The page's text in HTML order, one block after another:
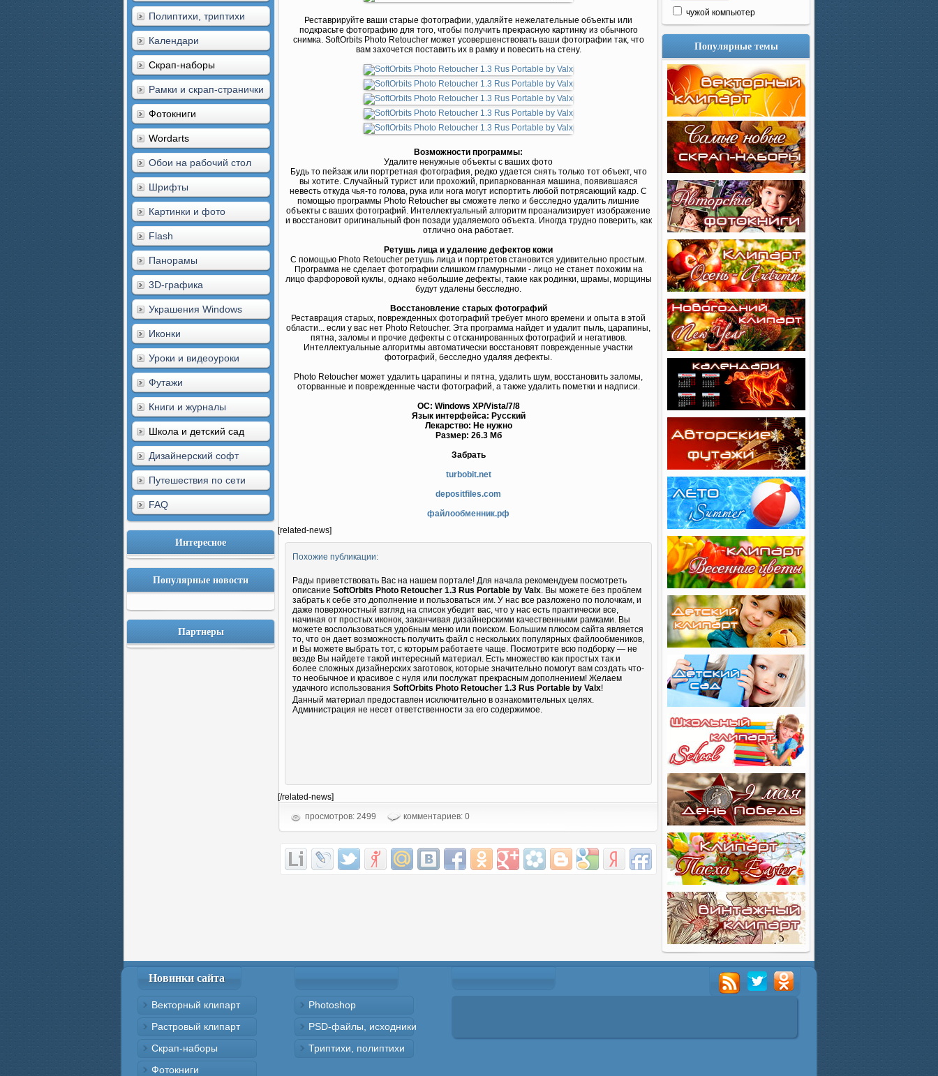
Полиптихи, триптихи
Календари
Скрап-наборы
Рамки и скрап-странички
Фотокниги
Wordarts
Обои на рабочий стол
Шрифты
Картинки и фото
Flash
Панорамы
3D-графика
Украшения Windows
Иконки
Уроки и видеоуроки
Футажи
Книги и журналы
Школа и детский сад
Дизайнерский софт
Путешествия по сети
FAQ
Интересное
Популярные новости
Партнеры
Реставрируйте ваши старые фотографии, удаляйте нежелательные объекты или
подкрасьте фотографию для того, чтобы получить прекрасную картинку из обычного
снимка. SoftOrbits Photo Retoucher может усовершенствовать ваши фотографии так, что
вам захочется поставить их в рамку и повесить на стену.
Возможности программы:
Удалите ненужные объекты с ваших фото
Будь то пейзаж или портретная фотография, редко удается снять только тот объект, что
вы хотите. Случайный турист или прохожий, припаркованная машина, появившаяся
невесть откуда чья-то голова, рука или нога могут испортить любой потрясающий кадр. С
помощью программы Photo Retoucher вы сможете легко и бесследно удалить лишние
объекты с ваших фотографий. Интеллектуальный алгоритм проанализирует изображение
и восстановит оригинальный фон позади удаляемого объекта. Иногда трудно поверить, как
отлично она работает.
Ретушь лица и удаление дефектов кожи
С помощью Photo Retoucher ретушь лица и портретов становится удивительно простым.
Программа не сделает фотографии слишком гламурными - лицо не станет похожим на
лицо фарфоровой куклы, однако небольшие дефекты, такие как родинки, шрамы, морщины
будут удалены бесследно.
Восстановление старых фотографий
Реставрация старых, поврежденных фотографий требует много времени и опыта в этой
области... если у вас нет Photo Retoucher. Эта программа найдет и удалит пыль, царапины,
пятна, заломы и прочие дефекты с отсканированных фотографий и негативов.
Интеллектуальные алгоритмы автоматически восстановят поврежденные участки
фотографий, бесследно удаляя дефекты.
Photo Retoucher может удалить царапины и пятна, удалить шум, восстановить заломы,
оторванные и поврежденные части фотографий, а также удалить пометки и надписи.
ОС: Windows ХР/Vista/7/8
Язык интерфейса: Русский
Лекарство: Не нужно
Размер: 26.3 Мб
Забрать
turbobit.net
depositfiles.com
файлообменник.рф
[related-news]
Похожие публикации:
Рады приветствовать Вас на нашем портале! Для начала рекомендуем посмотреть
описание SoftOrbits Photo Retoucher 1.3 Rus Portable by Valx. Вы можете без проблем
забрать к себе это дополнение и пользоваться им. У нас все разложено по полочкам, и
даже поверхностный взгляд на список убедит вас, что у нас есть практически все,
начиная от простых иконок, заканчивая дизайнерскими качественными рамками. Вы
можете воспользоваться удобным меню или поиском. Большим плюсом сайта является
то, что он дает возможность получить файл с нескольких популярных файлообмеников,
и Вы можете выбрать тот, с которым работаете чаще. Посмотрите всю подборку — не
везде Вы найдете такой интересный материал. Есть множество как простых так и
более сложных дизайнерских заготовок, которые значительно помогут вам создать что-
то необычное и красивое с нуля или послужат прекрасным дополнением! Желаем
удачного использования SoftOrbits Photo Retoucher 1.3 Rus Portable by Valx!
Данный материал предоставлен исключительно в ознакомительных целях.
Администрация не несет ответственности за его содержимое.
[/related-news]
просмотров: 2499
комментариев: 0
чужой компьютер
Популярные темы
Новинки сайта
Векторный клипарт
Растровый клипарт
Скрап-наборы
Фотокниги
Photoshop
PSD-файлы, исходники
Триптихи, полиптихи